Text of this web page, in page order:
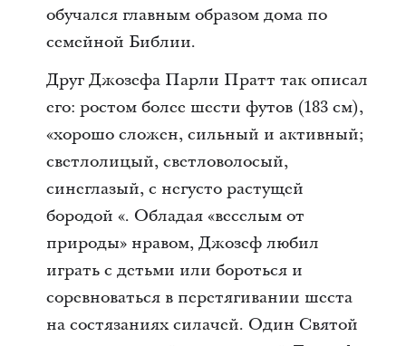
обучался главным образом дома по
семейной Библии.
Друг Джозефа Парли Пратт так описал
его: ростом более шести футов (183 см),
«хорошо сложен, сильный и активный;
светлолицый, светловолосый,
синеглазый, с негусто растущей
бородой «. Обладая «веселым от
природы» нравом, Джозеф любил
играть с детьми или бороться и
соревноваться в перетягивании шеста
на состязаниях силачей. Один Святой